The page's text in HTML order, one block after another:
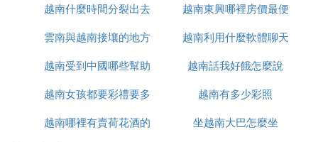
南媳婦在適應中國生活時遇到一些困難。
語言障礙：對於中文水平有限的越南媳婦來說，
大挑戰。
綜上所述，越南媳婦在中國的生活現狀呈現出積極向
越文化的交流與融合做出了貢獻。
越南什麼時間分裂出去
的
越南東興哪裡房價最便
宜
雲南與越南接壤的地方
有哪些
越南利用什麼軟體聊天
越南受到中國哪些幫助
越南話我好餓怎麼說
越南女孩都要彩禮要多
少錢
越南有多少彩照
越南哪裡有賣荷花酒的
坐越南大巴怎麼坐